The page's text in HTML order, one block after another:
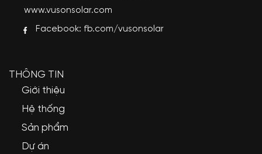
www.vusonsolar.com
Facebook: fb.com/vusonsolar
THÔNG TIN
Giới thiệu
Hệ thống
Sản phẩm
Dự án